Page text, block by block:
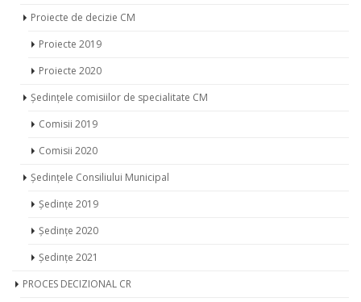
Proiecte de decizie CM
Proiecte 2019
Proiecte 2020
Ședințele comisiilor de specialitate CM
Comisii 2019
Comisii 2020
Ședințele Consiliului Municipal
Ședințe 2019
Ședințe 2020
Ședințe 2021
PROCES DECIZIONAL CR